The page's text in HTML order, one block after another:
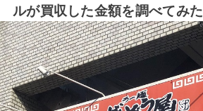
ルが買収した金額を調べてみた